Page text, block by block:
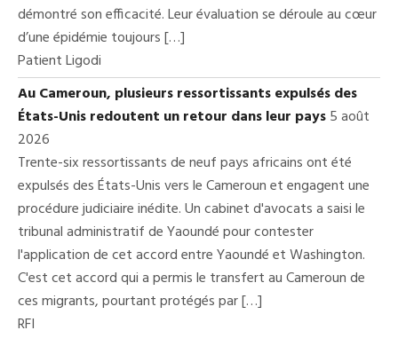
démontré son efficacité. Leur évaluation se déroule au cœur
d’une épidémie toujours […]
Patient Ligodi
Au Cameroun, plusieurs ressortissants expulsés des
États-Unis redoutent un retour dans leur pays5 août
2026
Trente-six ressortissants de neuf pays africains ont été
expulsés des États-Unis vers le Cameroun et engagent une
procédure judiciaire inédite. Un cabinet d'avocats a saisi le
tribunal administratif de Yaoundé pour contester
l'application de cet accord entre Yaoundé et Washington.
C'est cet accord qui a permis le transfert au Cameroun de
ces migrants, pourtant protégés par […]
RFI